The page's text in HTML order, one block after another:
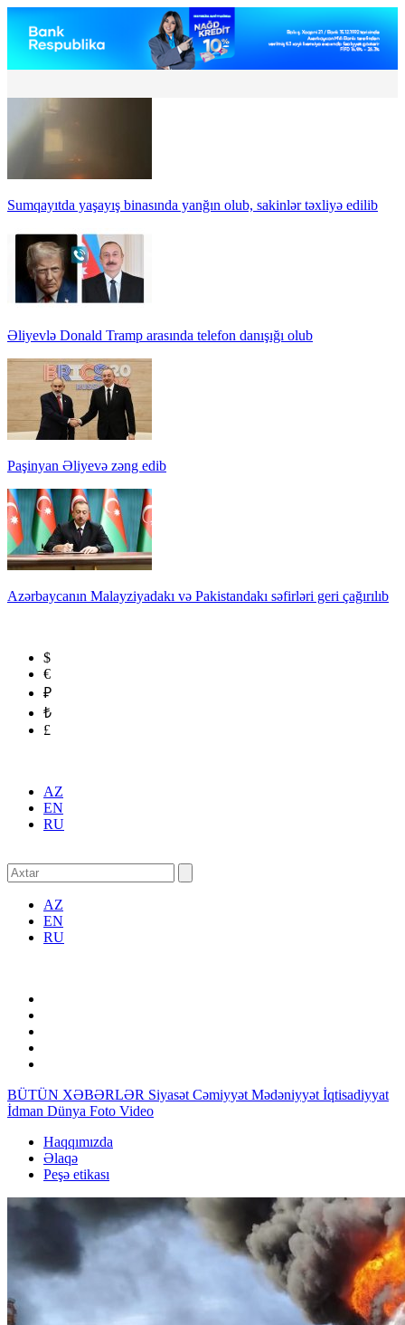
Sumqayıtda yaşayış binasında yanğın olub, sakinlər təxliyə edilib
Əliyevlə Donald Tramp arasında telefon danışığı olub
Paşinyan Əliyevə zəng edib
Azərbaycanın Malayziyadakı və Pakistandakı səfirləri geri çağırılıb
$
€
₽
₺
£
AZ
EN
RU
AZ
EN
RU
BÜTÜN XƏBƏRLƏR Siyasət Cəmiyyət Mədəniyyət İqtisadiyyat
İdman Dünya Foto Video
Haqqımızda
Əlaqə
Peşə etikası